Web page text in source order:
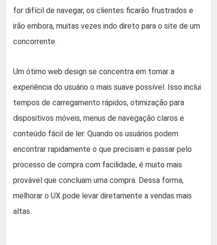
for difícil de navegar, os clientes ficarão frustrados e
irão embora, muitas vezes indo direto para o site de um
concorrente.
Um ótimo web design se concentra em tornar a
experiência do usuário o mais suave possível. Isso inclui
tempos de carregamento rápidos, otimização para
dispositivos móveis, menus de navegação claros e
conteúdo fácil de ler. Quando os usuários podem
encontrar rapidamente o que precisam e passar pelo
processo de compra com facilidade, é muito mais
provável que concluam uma compra. Dessa forma,
melhorar o UX pode levar diretamente a vendas mais
altas.